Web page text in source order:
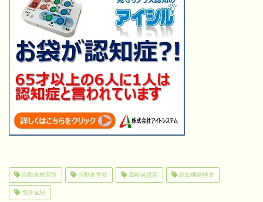
自動車教習所 自動車学校 高齢者講習 認知機能検査
免許返納